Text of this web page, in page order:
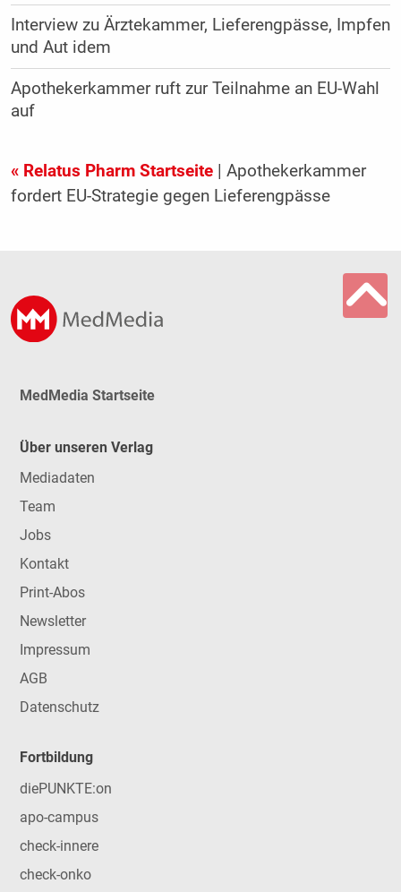
Interview zu Ärztekammer, Lieferengpässe, Impfen
und Aut idem
Apothekerkammer ruft zur Teilnahme an EU-Wahl
auf
« Relatus Pharm Startseite| Apothekerkammer
fordert EU-Strategie gegen Lieferengpässe
MedMedia Startseite
Über unseren Verlag
Mediadaten
Team
Jobs
Kontakt
Print-Abos
Newsletter
Impressum
AGB
Datenschutz
Fortbildung
diePUNKTE:on
apo-campus
check-innere
check-onko